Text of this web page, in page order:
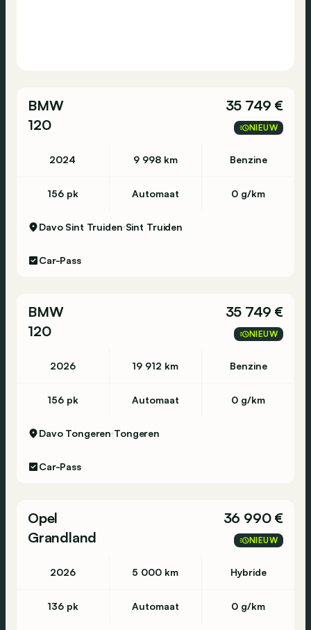
BMW
120
35 749 €
NIEUW
2024 9 998 km Benzine
156 pk Automaat 0 g/km
Davo Sint Truiden Sint Truiden
Car-Pass
BMW
120
35 749 €
NIEUW
2026 19 912 km Benzine
156 pk Automaat 0 g/km
Davo Tongeren Tongeren
Car-Pass
Opel
Grandland
36 990 €
NIEUW
2026 5 000 km Hybride
136 pk Automaat 0 g/km